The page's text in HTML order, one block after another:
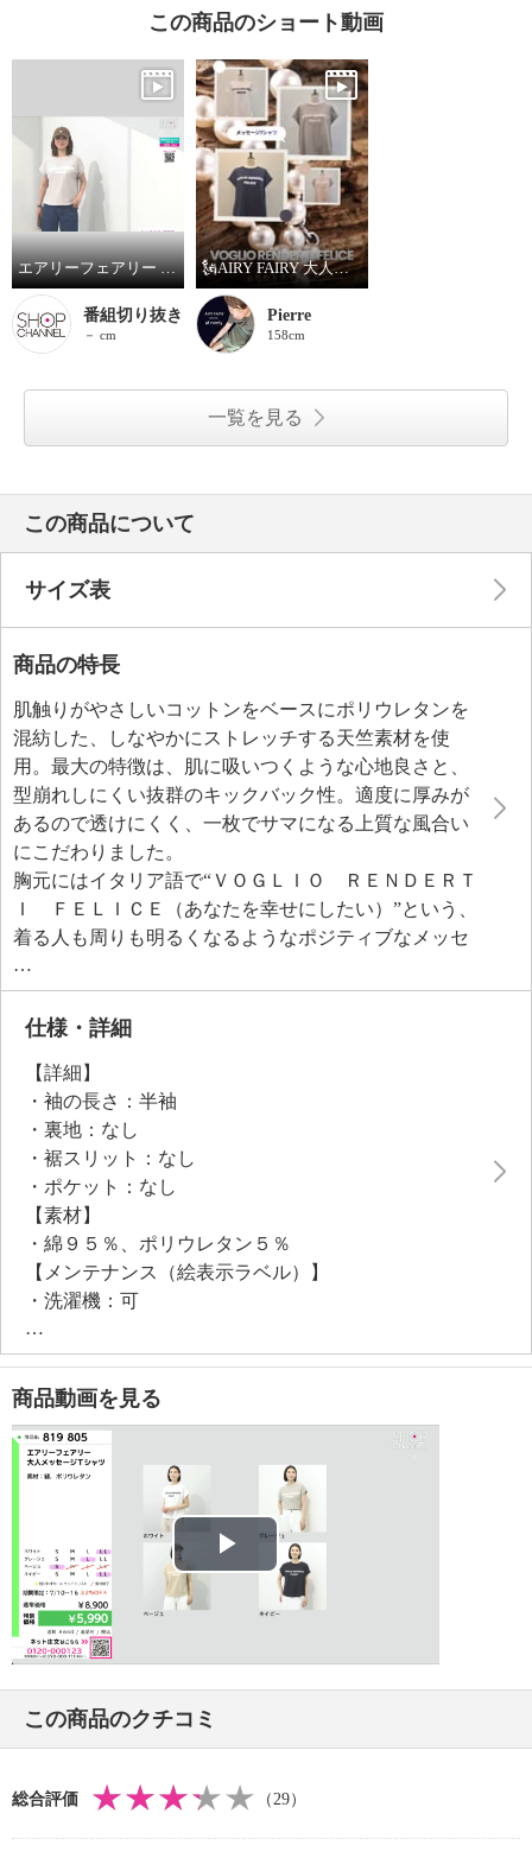
この商品のショート動画
エアリーフェアリー 大人メッセージＴシャツ
番組切り抜き
－ cm
🗽AIRY FAIRY 大人メッセージTシャツ
Pierre
158cm
一覧を見る
この商品について
サイズ表
商品の特長
肌触りがやさしいコットンをベースにポリウレタンを
混紡した、しなやかにストレッチする天竺素材を使
用。最大の特徴は、肌に吸いつくような心地良さと、
型崩れしにくい抜群のキックバック性。適度に厚みが
あるので透けにくく、一枚でサマになる上質な風合い
にこだわりました。
胸元にはイタリア語で“ＶＯＧＬＩＯ ＲＥＮＤＥＲＴ
Ｉ ＦＥＬＩＣＥ（あなたを幸せにしたい）”という、
着る人も周りも明るくなるようなポジティブなメッセ
ージロゴを配置。
二の腕を美しくカバーするドルマンスリーブは、袖口
を折り返すことでカジュアルなＴシャツにブラウスの
仕様・詳細
【詳細】
・袖の長さ：半袖
・裏地：なし
・裾スリット：なし
・ポケット：なし
【素材】
・綿９５％、ポリウレタン５％
【メンテナンス（絵表示ラベル）】
・洗濯機：可
・漂白処理：塩素系・酸素系漂白不可
・タンブル乾燥：不可
・自然乾燥：日陰の吊り干し
・アイロン仕上げ：可（低温）
・ドライクリーニング：石油系ドライクリーニング可
・ウエットクリーニング：可
【メンテナンス（ケアラベル）】
・長時間照射による変退色注意
・洗濯の繰り返しによる変退色注意
・単品洗い
・水や汗などによる色落ち、色移り注意
・摩擦による色落ち、色移り注意
・ネット使用
・中国製
商品動画を見る
Play
Video
この商品のクチコミ
総合評価 （29）